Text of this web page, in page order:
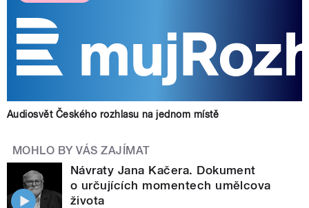
Audiosvět Českého rozhlasu na jednom místě
MOHLO BY VÁS ZAJÍMAT
Návraty Jana Kačera. Dokument
o určujících momentech umělcova
života